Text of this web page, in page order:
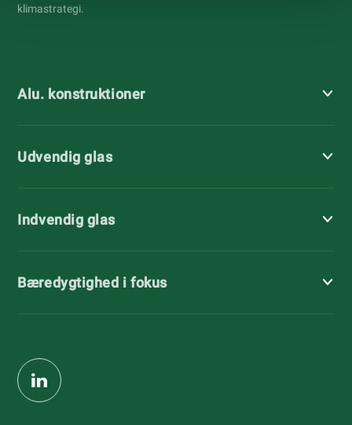
klimastrategi.
Alu. konstruktioner
Udvendig glas
Indvendig glas
Bæredygtighed i fokus